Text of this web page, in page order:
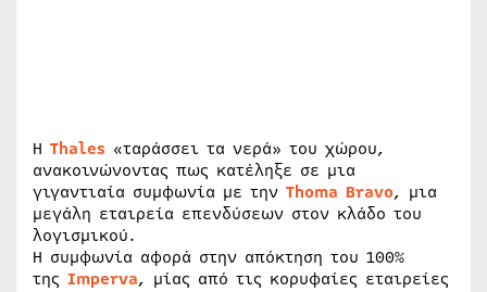
Η Thales «ταράσσει τα νερά» του χώρου,
ανακοινώνοντας πως κατέληξε σε μια
γιγαντιαία συμφωνία με την Thoma Bravo, μια
μεγάλη εταιρεία επενδύσεων στον κλάδο του
λογισμικού.
H συμφωνία αφορά στην απόκτηση του 100%
της Imperva, μίας από τις κορυφαίες εταιρείες